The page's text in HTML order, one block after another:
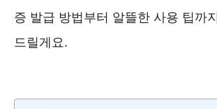
증 발급 방법부터 알뜰한 사용 팁까
드릴게요.